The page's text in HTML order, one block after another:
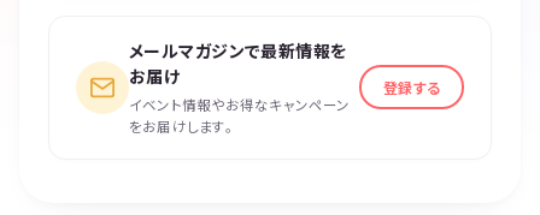
メールマガジンで最新情報を
お届け
イベント情報やお得なキャンペーン
をお届けします。
登録する